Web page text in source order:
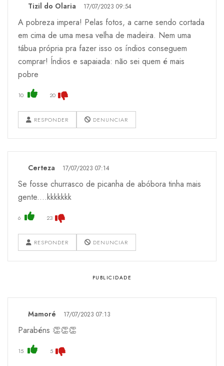
Tizil do Olaria 17/07/2023 09:54
A pobreza impera! Pelas fotos, a carne sendo cortada
em cima de uma mesa velha de madeira. Nem uma
tábua própria pra fazer isso os índios conseguem
comprar! Índios e sapaiada: não sei quem é mais
pobre
10 20
RESPONDER DENUNCIAR
Certeza 17/07/2023 07:14
Se fosse churrasco de picanha de abóbora tinha mais
gente....kkkkkkk
6 23
RESPONDER DENUNCIAR
Mamoré 17/07/2023 07:13
Parabéns 👏👏👏
15 5